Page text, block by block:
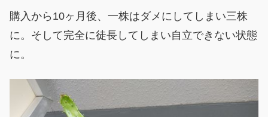
購入から10ヶ月後、一株はダメにしてしまい三株
に。そして完全に徒長してしまい自立できない状態
に。